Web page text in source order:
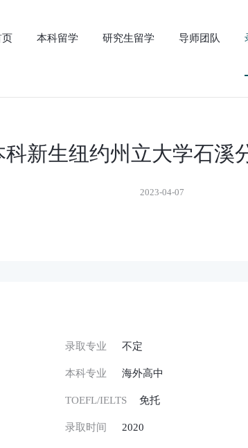
页 本科留学 研究生留学 导师团队
科新生纽约州立大学石溪
2023-04-07
录取专业 不定
本科专业 海外高中
TOEFL/IELTS 免托
录取时间 2020